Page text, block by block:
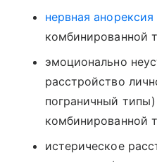
нервная анорексия
комбинированной
эмоционально
расстройство
пограничный
комбинированной
истерическое